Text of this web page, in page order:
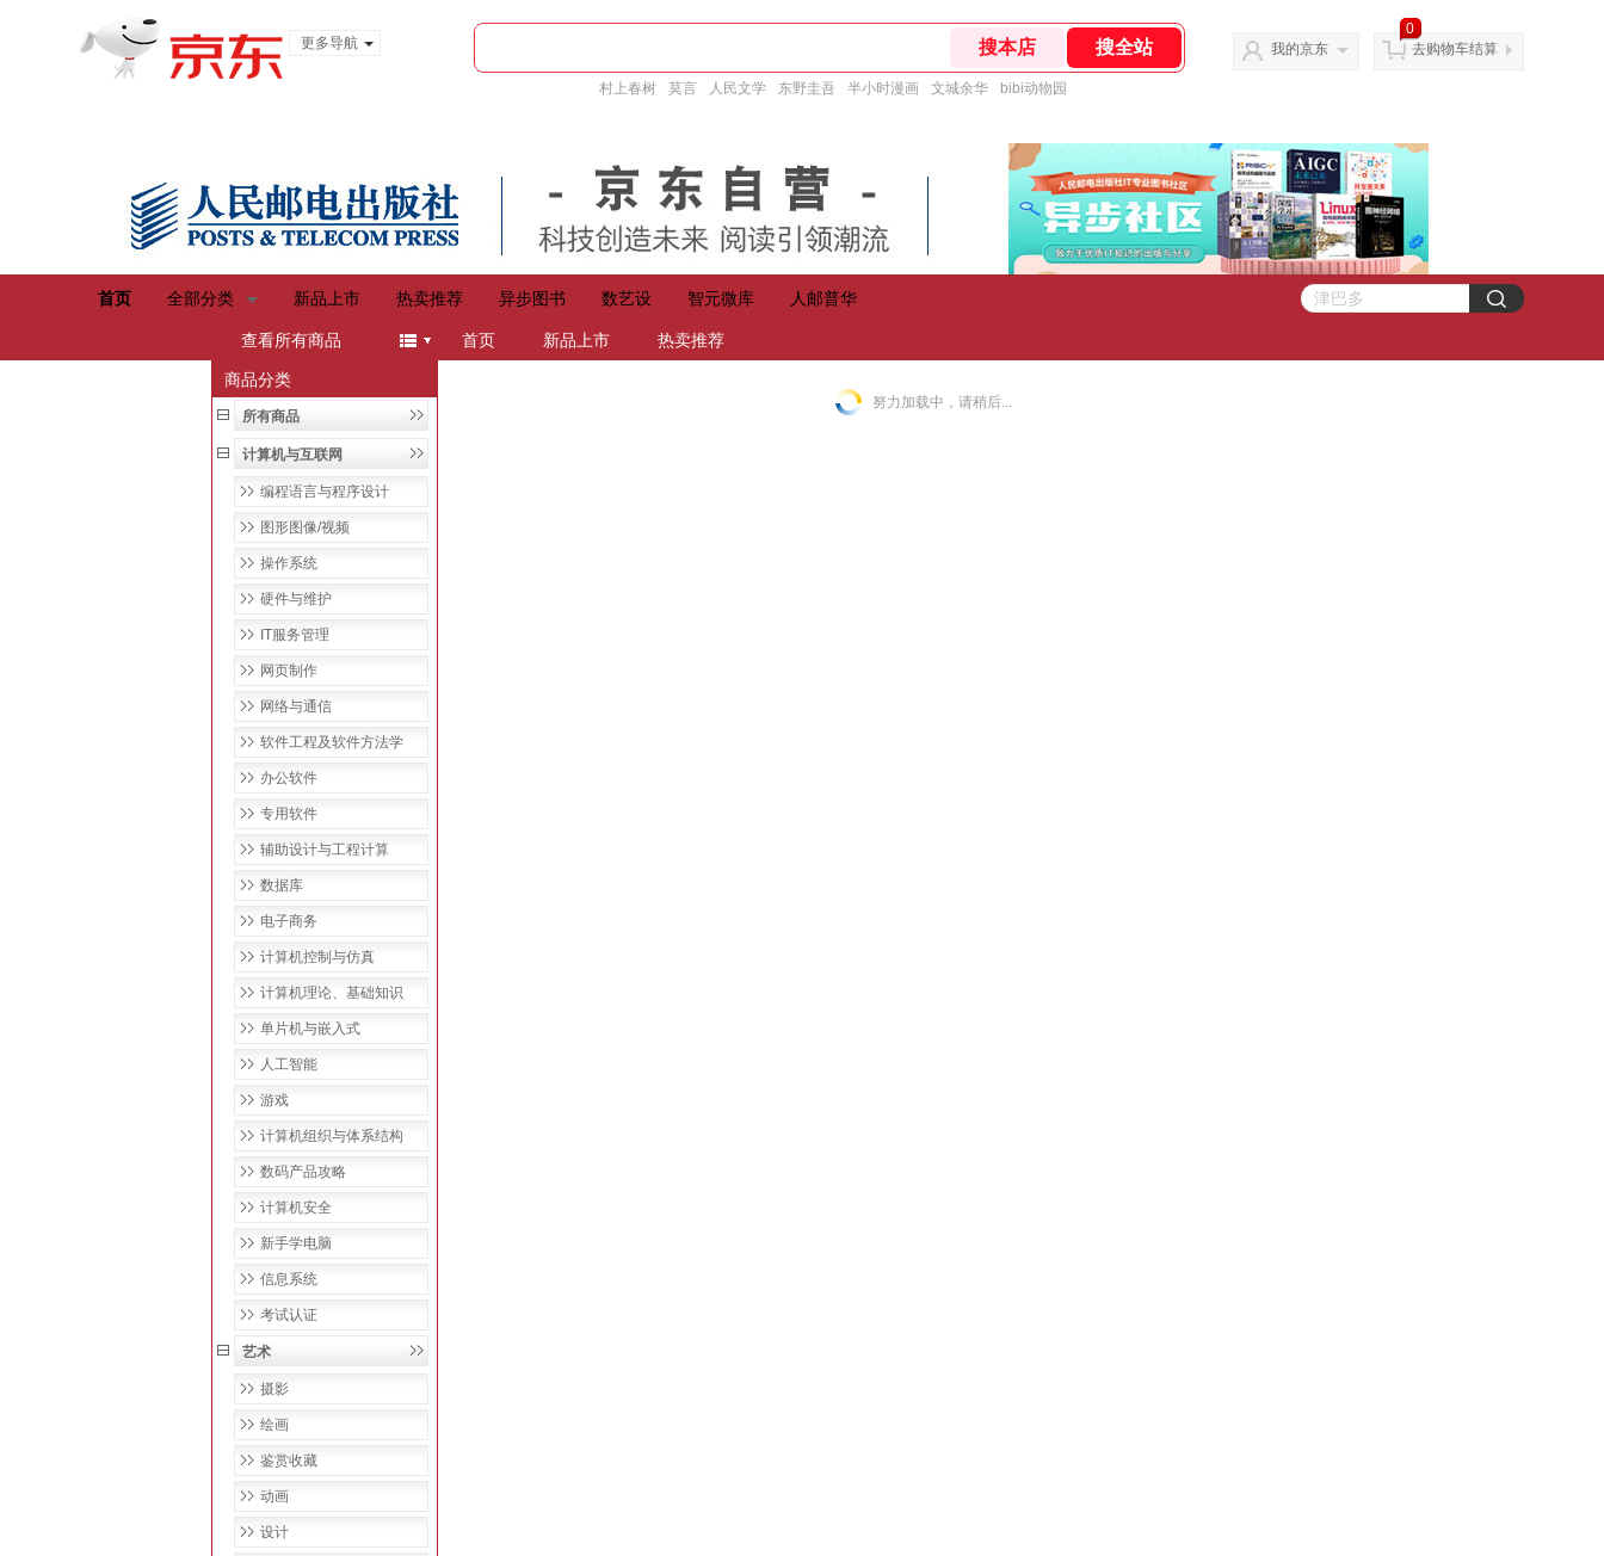
更多导航
村上春树 莫言 人民文学 东野圭吾 半小时漫画 文城余华 bibi动物园
我的京东
0
去购物车结算
首页 全部分类 新品上市 热卖推荐 异步图书 数艺设 智元微库 人邮普华
查看所有商品
menu 首页 新品上市 热卖推荐
商品分类
所有商品
计算机与互联网
编程语言与程序设计
图形图像/视频
操作系统
硬件与维护
IT服务管理
网页制作
网络与通信
软件工程及软件方法学
办公软件
专用软件
辅助设计与工程计算
数据库
电子商务
计算机控制与仿真
计算机理论、基础知识
单片机与嵌入式
人工智能
游戏
计算机组织与体系结构
数码产品攻略
计算机安全
新手学电脑
信息系统
考试认证
艺术
摄影
绘画
鉴赏收藏
动画
设计
努力加载中，请稍后...